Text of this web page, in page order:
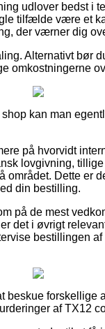
udlover bedst i
tilfælde være et
der værner dig
Alternativt bør
omkostningerne
kan man
på hvorvidt
lovgivning,
området. Dette er
din bestilling.
på de mest
det i øvrigt
bestillingen
beskue forskellige
af TX12